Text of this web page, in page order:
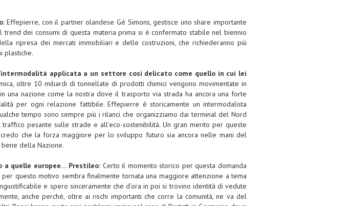
Effepierre, con il partner olandese Gé Simons, gestisce uno share importante
dei consumi di questa materia prima si è confermato stabile nel biennio
ripresa dei mercati immobiliari e delle costruzioni, che richiederanno più
plastiche.
applicata a un settore così delicato come quello in cui lei
oltre 10 miliardi di tonnellate di prodotti chimici vengono movimentate in
una nazione come la nostra dove il trasporto via strada ha ancora una forte
per ogni relazione fattibile. Effepierre è storicamente un intermodalista
tempo sono sempre più i rilanci che organizziamo dai terminal del Nord
pesante sulle strade e all’eco-sostenibilità. Un gran merito per queste
che la forza maggiore per lo sviluppo futuro sia ancora nelle mani del
della Nazione.
a quelle europee… Prestileo: Certo il momento storico per questa domanda
questo motivo sembra finalmente tornata una maggiore attenzione a tema
e spero sinceramente che d’ora in poi si trovino identità di vedute
anche perché, oltre ai rischi importanti che corre la comunità, ne va del